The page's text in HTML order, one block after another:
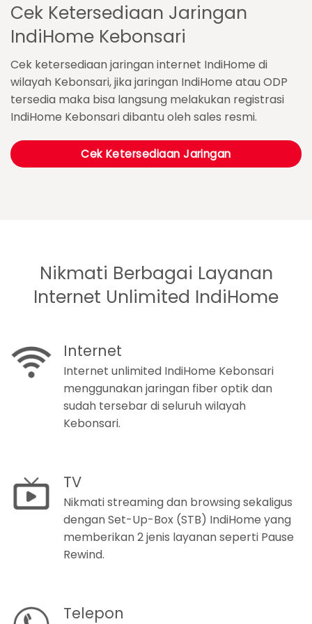
Cek Ketersediaan Jaringan
IndiHome Kebonsari
Cek ketersediaan jaringan internet IndiHome di
wilayah Kebonsari, jika jaringan IndiHome atau ODP
tersedia maka bisa langsung melakukan registrasi
IndiHome Kebonsari dibantu oleh sales resmi.
Cek Ketersediaan Jaringan
Nikmati Berbagai Layanan
Internet Unlimited IndiHome
Internet
Internet unlimited IndiHome Kebonsari
menggunakan jaringan fiber optik dan
sudah tersebar di seluruh wilayah
Kebonsari.
TV
Nikmati streaming dan browsing sekaligus
dengan Set-Up-Box (STB) IndiHome yang
memberikan 2 jenis layanan seperti Pause
Rewind.
Telepon